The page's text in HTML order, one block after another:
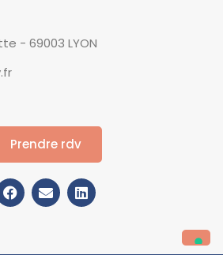
- 69003 LYON
Prendre rdv